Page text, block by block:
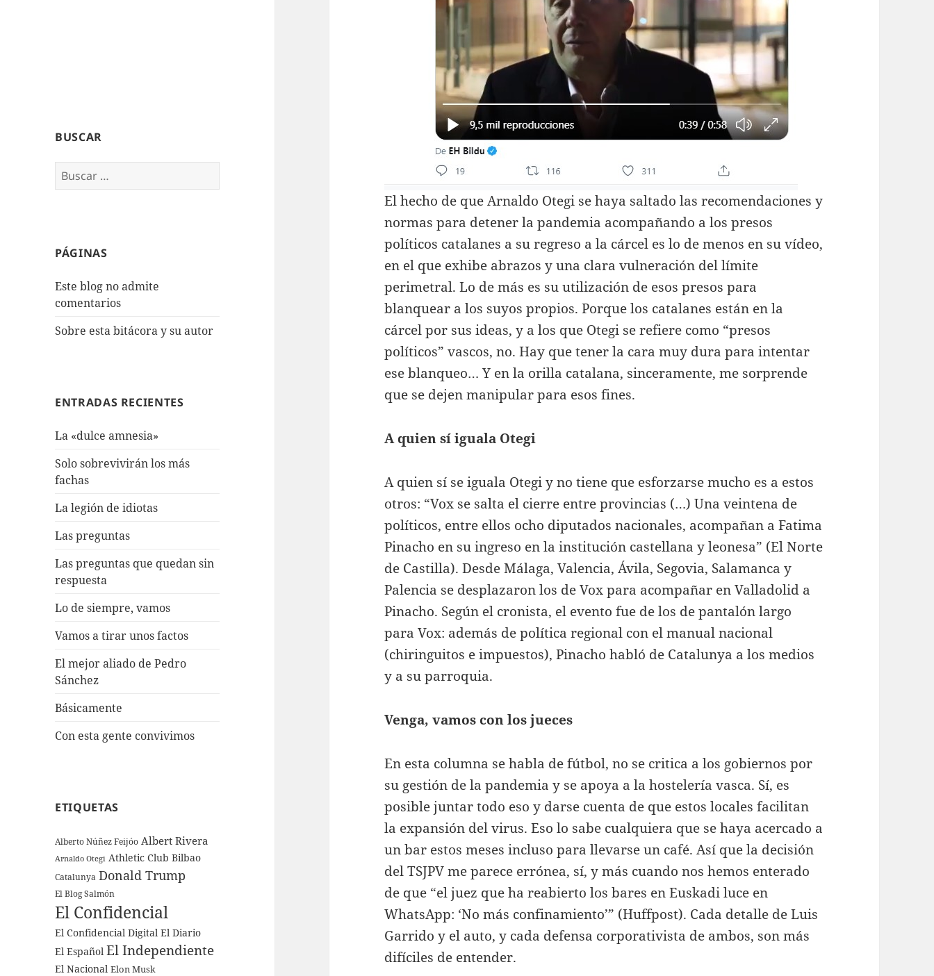
BUSCAR
Buscar:
PÁGINAS
Este blog no admite
comentarios
Sobre esta bitácora y su autor
ENTRADAS RECIENTES
La «dulce amnesia»
Solo sobrevivirán los más
fachas
La legión de idiotas
Las preguntas
Las preguntas que quedan sin
respuesta
Lo de siempre, vamos
Vamos a tirar unos factos
El mejor aliado de Pedro
Sánchez
Básicamente
Con esta gente convivimos
ETIQUETAS
Alberto Núñez Feijóo Albert Rivera
Arnaldo Otegi Athletic Club Bilbao
Catalunya Donald Trump
El Blog Salmón
El Confidencial
El Confidencial Digital El Diario
El Español El Independiente
El Nacional Elon Musk
El hecho de que Arnaldo Otegi se haya saltado las recomendaciones y
normas para detener la pandemia acompañando a los presos
políticos catalanes a su regreso a la cárcel es lo de menos en su vídeo,
en el que exhibe abrazos y una clara vulneración del límite
perimetral. Lo de más es su utilización de esos presos para
blanquear a los suyos propios. Porque los catalanes están en la
cárcel por sus ideas, y a los que Otegi se refiere como “presos
políticos” vascos, no. Hay que tener la cara muy dura para intentar
ese blanqueo… Y en la orilla catalana, sinceramente, me sorprende
que se dejen manipular para esos fines.
A quien sí iguala Otegi
A quien sí se iguala Otegi y no tiene que esforzarse mucho es a estos
otros: “Vox se salta el cierre entre provincias (…) Una veintena de
políticos, entre ellos ocho diputados nacionales, acompañan a Fatima
Pinacho en su ingreso en la institución castellana y leonesa” (El Norte
de Castilla). Desde Málaga, Valencia, Ávila, Segovia, Salamanca y
Palencia se desplazaron los de Vox para acompañar en Valladolid a
Pinacho. Según el cronista, el evento fue de los de pantalón largo
para Vox: además de política regional con el manual nacional
(chiringuitos e impuestos), Pinacho habló de Catalunya a los medios
y a su parroquia.
Venga, vamos con los jueces
En esta columna se habla de fútbol, no se critica a los gobiernos por
su gestión de la pandemia y se apoya a la hostelería vasca. Sí, es
posible juntar todo eso y darse cuenta de que estos locales facilitan
la expansión del virus. Eso lo sabe cualquiera que se haya acercado a
un bar estos meses incluso para llevarse un café. Así que la decisión
del TSJPV me parece errónea, sí, y más cuando nos hemos enterado
de que “el juez que ha reabierto los bares en Euskadi luce en
WhatsApp: ‘No más confinamiento’” (Huffpost). Cada detalle de Luis
Garrido y el auto, y cada defensa corporativista de ambos, son más
difíciles de entender.